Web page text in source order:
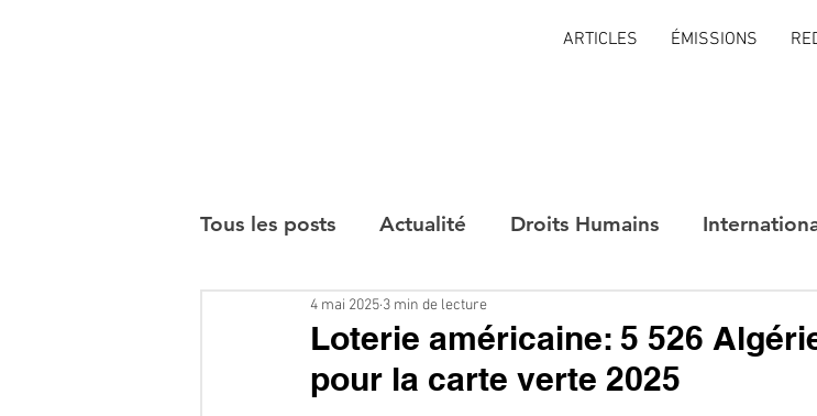
ARTICLES ÉMISSIONS
Tous les posts Actualité Droits Humains
Interviews
Loterie américaine: 5 526
pour la carte verte 2025
4 mai 2025 3 min de lecture